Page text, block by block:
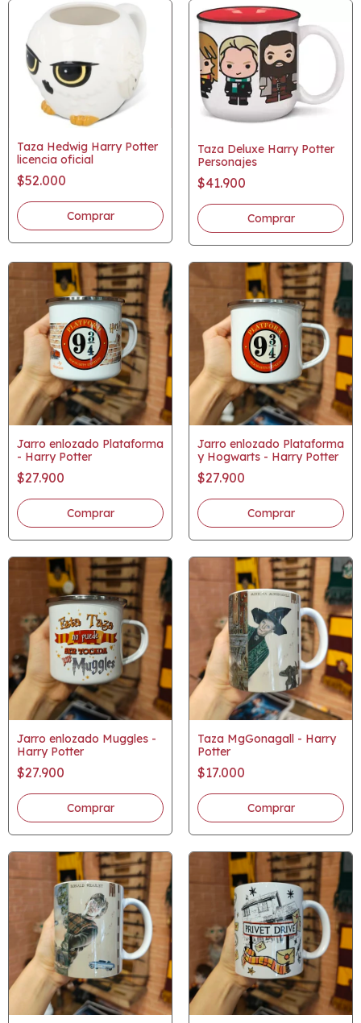
Taza Hedwig Harry Potter
licencia oficial
$52.000
Taza Deluxe Harry Potter
Personajes
$41.900
Jarro enlozado Plataforma
- Harry Potter
$27.900
Jarro enlozado Plataforma
y Hogwarts - Harry Potter
$27.900
Jarro enlozado Muggles -
Harry Potter
$27.900
Taza MgGonagall - Harry
Potter
$17.000